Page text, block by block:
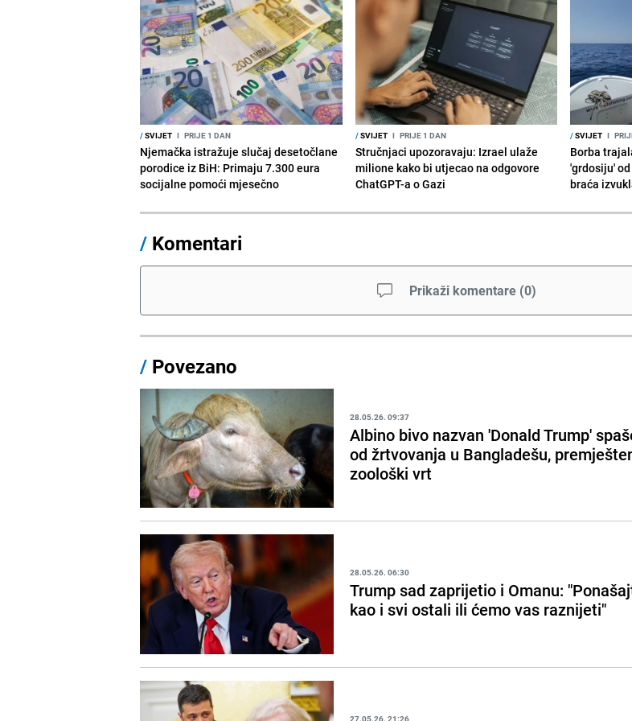
/SVIJET I PRIJE 1 DAN
Njemačka istražuje slučaj desetočlane
porodice iz BiH: Primaju 7.300 eura
socijalne pomoći mjesečno
/SVIJET I PRIJE 1 DAN
Stručnjaci upozoravaju: Izrael ulaže
milione kako bi utjecao na odgovore
ChatGPT-a o Gazi
/SVIJET I
Borba
'grdosiju'
braća
/ Komentari
Prikaži komentare (0)
/ Povezano
28.05.26. 09:37
Albino bivo nazvan 'Donald Trump'
od žrtvovanja u Bangladešu,
zoološki vrt
28.05.26. 06:30
Trump sad zaprijetio i Omanu:
kao i svi ostali ili ćemo vas raznijeti"
27.05.26. 21:26